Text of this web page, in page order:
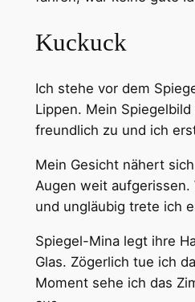
Kuckuck
Ich stehe vor dem
Lippen. Mein
freundlich zu und ich
Mein Gesicht nähert
Augen weit
und ungläubig trete ich
Spiegel-Mina legt ihre
Glas. Zögerlich tue ich
Moment sehe ich das